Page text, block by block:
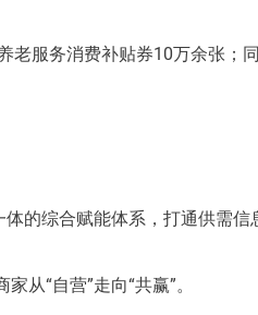
服务消费补贴券10万余张；
的综合赋能体系，打通供需
从“自营”走向“共赢”。